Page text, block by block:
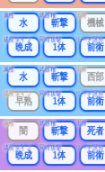
属性
水
武器種
斬撃
出身
機械
成長タイプ
晩成
同時攻撃
1体
リーチ区分
前衛
属性
水
武器種
斬撃
出身
西部
成長タイプ
早熟
同時攻撃
1体
リーチ区分
前衛
属性
闇
武器種
斬撃
出身
死者
成長タイプ
晩成
同時攻撃
1体
リーチ区分
前衛